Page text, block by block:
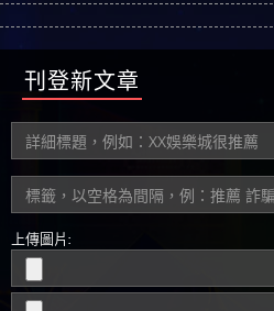
刊登新文章
上傳圖片: